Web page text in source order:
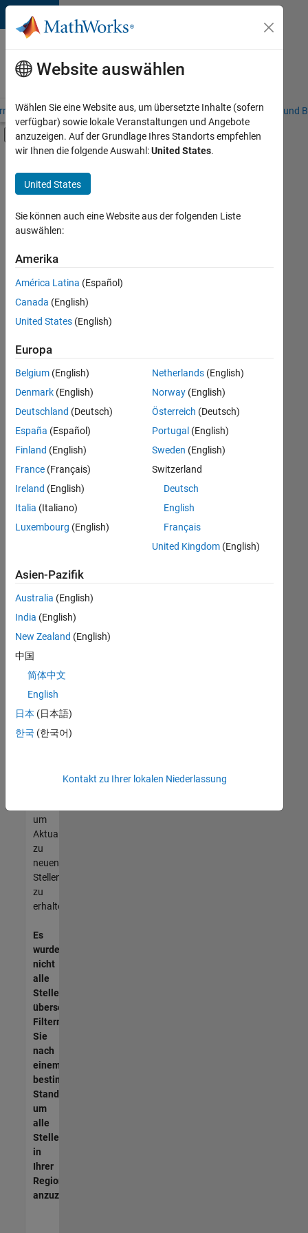
Weiter zum Inhalt
Karriere
bei
MathWorks
– Übersicht Stellensuche Niederlassungen Studierende und
Umschaltung für Off-Canvas-
Hauptinhalt
Education Sales
Inside Sales
Sales Operations
Finance and Operations
Legal
Büro- und Verwaltungsdienste
+5
Derzeit
es
keine
offenen
Stellen,
Ihren
Suchkriterien
entsprechen.
können
die
Suchkriterien
weiter
fassen
oder
alle
Stellenangebote
anzeigen .
noch
keine
offenen
Stellen
können,
die
Ihren
entsprechen,
werden
unseres
um
Aktualisierungen
zu
neuen
Stellenangeboten
zu
erhalten.
Es
wurden
nicht
alle
Stellen
übersetzt.
Filtern
Sie
nach
einem
bestimmten
Standort,
um
alle
Stellenangebote
in
Ihrer
Region
anzuzeigen.
Website auswählen
Wählen Sie eine Website aus, um übersetzte Inhalte (sofern
verfügbar) sowie lokale Veranstaltungen und Angebote
anzuzeigen. Auf der Grundlage Ihres Standorts empfehlen
wir Ihnen die folgende Auswahl:United States.
United States
Sie können auch eine Website aus der folgenden Liste
auswählen:
Amerika
América Latina (Español)
Canada (English)
United States (English)
Europa
Belgium (English)
Denmark (English)
Deutschland (Deutsch)
España (Español)
Finland (English)
France (Français)
Ireland (English)
Italia (Italiano)
Luxembourg (English)
Netherlands(English)
Norway(English)
Österreich (Deutsch)
Portugal (English)
Sweden (English)
Switzerland
Deutsch
English
Français
United Kingdom(English)
Asien-Pazifik
Australia (English)
India (English)
New Zealand (English)
中国
简体中文
English
日本 (日本語)
한국 (한국어)
Kontakt zu Ihrer lokalen Niederlassung